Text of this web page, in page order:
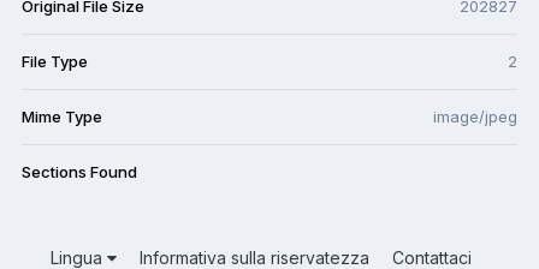
Original File Size 202827
File Type 2
Mime Type image/jpeg
Sections Found
Lingua Informativa sulla riservatezza
Contattaci